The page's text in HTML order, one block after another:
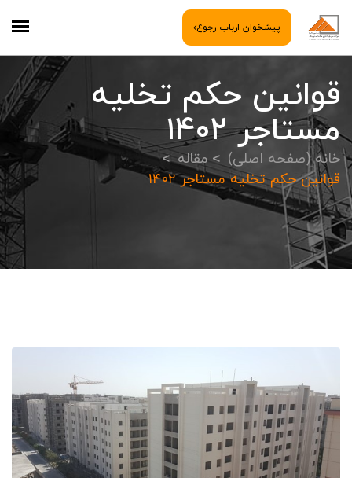
پیشخوان ارباب رجوع
قوانین حکم تخلیه
مستاجر ۱۴۰۲
خانه (صفحه اصلی)
مقاله
قوانین حکم تخلیه مستاجر ۱۴۰۲